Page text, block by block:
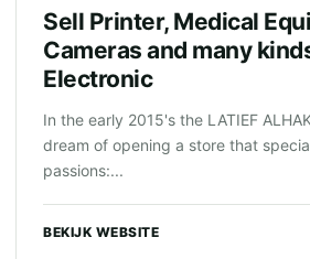
Sell Printer, Medical
Cameras and many
Electronic
In the early 2015's the LATIEF
dream of opening a store that
passions:...
BEKIJK WEBSITE